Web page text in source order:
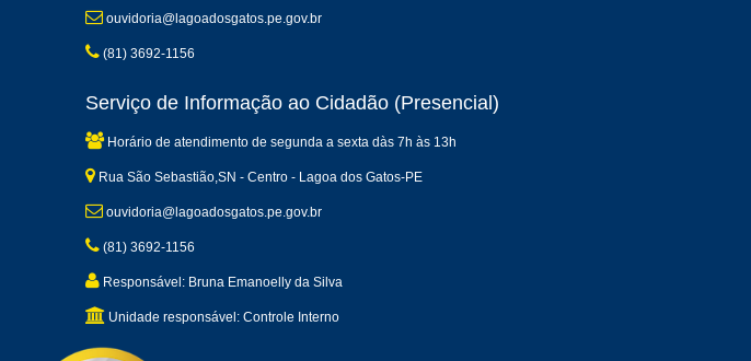
ouvidoria@lagoadosgatos.pe.gov.br
(81) 3692-1156
Serviço de Informação ao Cidadão (Presencial)
Horário de atendimento de segunda a sexta dàs 7h às 13h
Rua São Sebastião,SN - Centro - Lagoa dos Gatos-PE
ouvidoria@lagoadosgatos.pe.gov.br
(81) 3692-1156
Responsável: Bruna Emanoelly da Silva
Unidade responsável: Controle Interno